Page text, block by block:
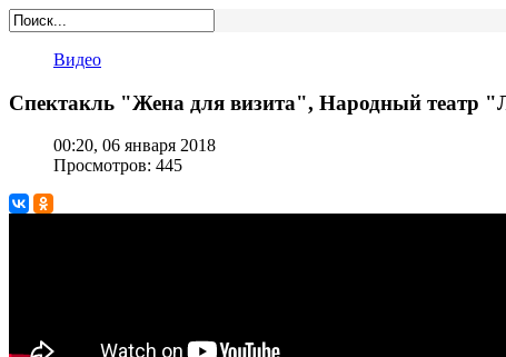
Видео
Спектакль "Жена для визита", Народный театр
00:20, 06 января 2018
Просмотров: 445